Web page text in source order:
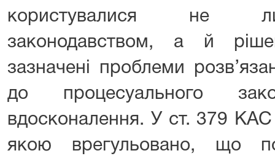
користувалися не
законодавством, а й
зазначені проблеми
до процесуального
вдосконалення. У ст. 379 КАС
якою врегульовано, що